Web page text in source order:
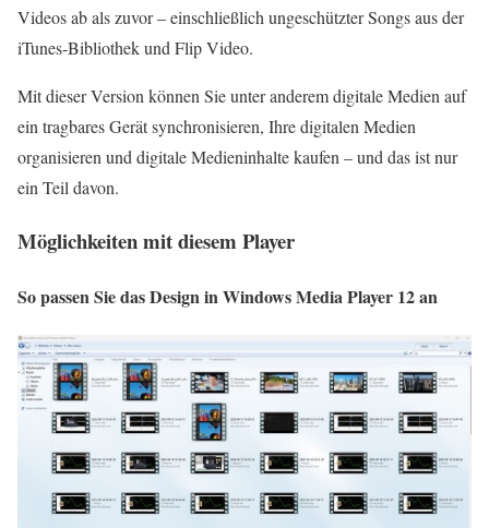
Videos ab als zuvor – einschließlich ungeschützter Songs aus der
iTunes-Bibliothek und Flip Video.
Mit dieser Version können Sie unter anderem digitale Medien auf
ein tragbares Gerät synchronisieren, Ihre digitalen Medien
organisieren und digitale Medieninhalte kaufen – und das ist nur
ein Teil davon.
Möglichkeiten mit diesem Player
So passen Sie das Design in Windows Media Player 12 an